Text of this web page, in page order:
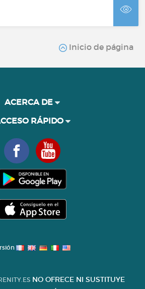
Inicio de página
ACERCA DE
RÁPIDO
NO OFRECE NI SUSTITUYE